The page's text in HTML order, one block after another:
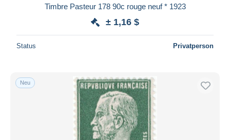
Timbre Pasteur 178 90c rouge neuf * 1923
± 1,16 $
Status Privatperson
Neu